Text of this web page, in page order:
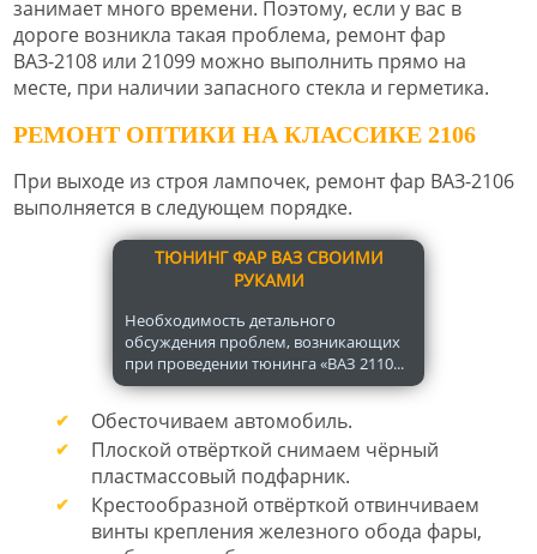
занимает много времени. Поэтому, если у вас в
дороге возникла такая проблема, ремонт фар
ВАЗ-2108 или 21099 можно выполнить прямо на
месте, при наличии запасного стекла и герметика.
РЕМОНТ ОПТИКИ НА КЛАССИКЕ 2106
При выходе из строя лампочек, ремонт фар ВАЗ-2106
выполняется в следующем порядке.
ТЮНИНГ ФАР ВАЗ СВОИМИ
РУКАМИ
Необходимость детального
обсуждения проблем, возникающих
при проведении тюнинга «ВАЗ 2110...
Обесточиваем автомобиль.
Плоской отвёрткой снимаем чёрный
пластмассовый подфарник.
Крестообразной отвёрткой отвинчиваем
винты крепления железного обода фары,